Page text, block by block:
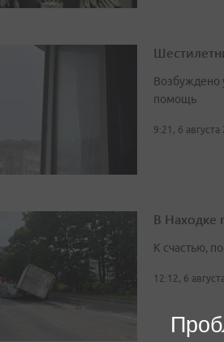
Возбуждено
помощь
9:21, 6 августа
В Находке
К счастью,
12:12, 6